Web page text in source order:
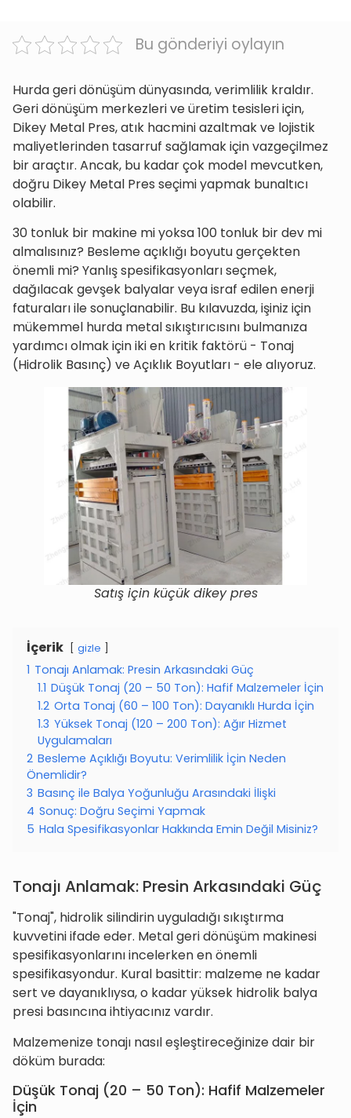
Bu gönderiyi oylayın
Hurda geri dönüşüm dünyasında, verimlilik kraldır.
Geri dönüşüm merkezleri ve üretim tesisleri için,
Dikey Metal Pres, atık hacmini azaltmak ve lojistik
maliyetlerinden tasarruf sağlamak için vazgeçilmez
bir araçtır. Ancak, bu kadar çok model mevcutken,
doğru Dikey Metal Pres seçimi yapmak bunaltıcı
olabilir.
30 tonluk bir makine mi yoksa 100 tonluk bir dev mi
almalısınız? Besleme açıklığı boyutu gerçekten
önemli mi? Yanlış spesifikasyonları seçmek,
dağılacak gevşek balyalar veya israf edilen enerji
faturaları ile sonuçlanabilir. Bu kılavuzda, işiniz için
mükemmel hurda metal sıkıştırıcısını bulmanıza
yardımcı olmak için iki en kritik faktörü - Tonaj
(Hidrolik Basınç) ve Açıklık Boyutları - ele alıyoruz.
Satış için küçük dikey pres
İçerik gizle
1 Tonajı Anlamak: Presin Arkasındaki Güç
1.1 Düşük Tonaj (20 – 50 Ton): Hafif Malzemeler İçin
1.2 Orta Tonaj (60 – 100 Ton): Dayanıklı Hurda İçin
1.3 Yüksek Tonaj (120 – 200 Ton): Ağır Hizmet
Uygulamaları
2 Besleme Açıklığı Boyutu: Verimlilik İçin Neden
Önemlidir?
3 Basınç ile Balya Yoğunluğu Arasındaki İlişki
4 Sonuç: Doğru Seçimi Yapmak
5 Hala Spesifikasyonlar Hakkında Emin Değil Misiniz?
Tonajı Anlamak: Presin Arkasındaki Güç
"Tonaj", hidrolik silindirin uyguladığı sıkıştırma
kuvvetini ifade eder. Metal geri dönüşüm makinesi
spesifikasyonlarını incelerken en önemli
spesifikasyondur. Kural basittir: malzeme ne kadar
sert ve dayanıklıysa, o kadar yüksek hidrolik balya
presi basıncına ihtiyacınız vardır.
Malzemenize tonajı nasıl eşleştireceğinize dair bir
döküm burada:
Düşük Tonaj (20 – 50 Ton): Hafif Malzemeler
İçin